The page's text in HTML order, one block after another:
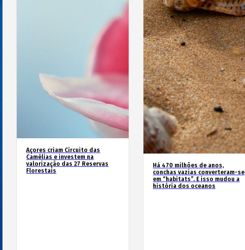
Açores criam Circuito das
Camélias e investem na
valorização das 27 Reservas
Florestais
Há 470 milhões de anos,
conchas vazias converteram-se
em “habitats”. E isso mudou a
história dos oceanos